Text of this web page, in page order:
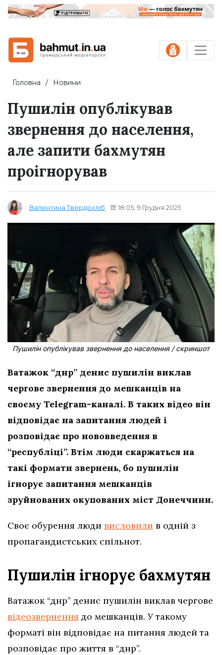
Головна Новини
Пушилін опублікував
звернення до населення,
але запити бахмутян
проігнорував
Валентина Твердохліб 18:05, 9 Грудня 2025
Пушилін опублікував звернення до населення / скриншот
Ватажок “днр” денис пушилін виклав
чергове звернення до мешканців на
своєму Telegram-каналі. В таких відео він
відповідає на запитання людей і
розповідає про нововведення в
“республіці”. Втім люди скаржаться на
такі формати звернень, бо пушилін
ігнорує запитання мешканців
зруйнованих окупованих міст Донеччини.
Своє обурення люди висловили в одній з
пропагандистських спільнот.
Пушилін ігнорує бахмутян
Ватажок “днр” денис пушилін виклав чергове
відеозвернення до мешканців. У такому
форматі він відповідає на питання людей та
розповідає про життя в “днр”.